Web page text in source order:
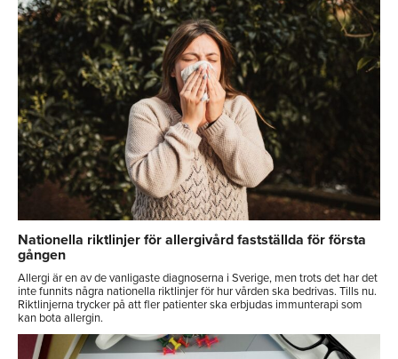
Nationella riktlinjer för allergivård fastställda för första
gången
Allergi är en av de vanligaste diagnoserna i Sverige, men trots det har det
inte funnits några nationella riktlinjer för hur vården ska bedrivas. Tills nu.
Riktlinjerna trycker på att fler patienter ska erbjudas immunterapi som
kan bota allergin.